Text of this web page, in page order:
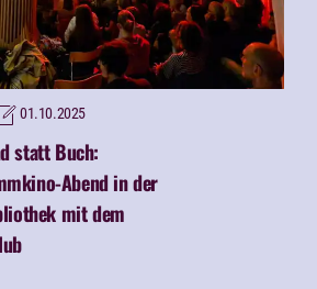
2025:
Tag der
- Stadtbibliothek
mit dabei!